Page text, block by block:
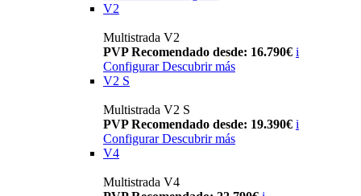
V2
Multistrada V2
PVP Recomendado desde: 16.790€ i
Configurar Descubrir más
V2 S
Multistrada V2 S
PVP Recomendado desde: 19.390€ i
Configurar Descubrir más
V4
Multistrada V4